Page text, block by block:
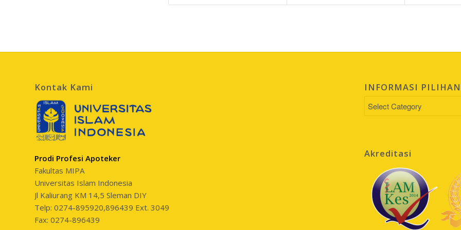
Kontak Kami
Prodi Profesi Apoteker
Fakultas MIPA
Universitas Islam Indonesia
Jl Kaliurang KM 14,5 Sleman DIY
Telp: 0274-895920,896439 Ext. 3049
Fax: 0274-896439
INFORMASI PILIHAN
Akreditasi